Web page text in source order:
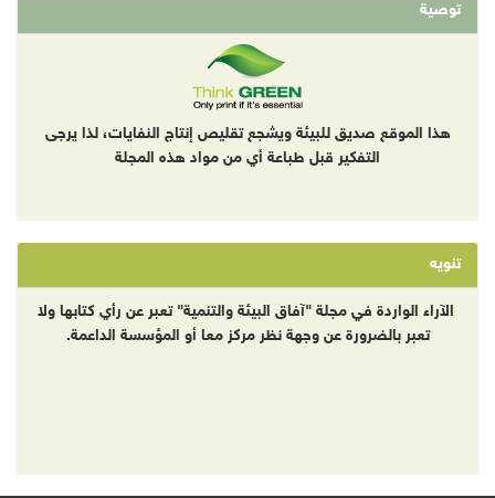
توصية
هذا الموقع صديق للبيئة ويشجع تقليص إنتاج النفايات، لذا يرجى
التفكير قبل طباعة أي من مواد هذه المجلة
تنويه
الآراء الواردة في مجلة "آفاق البيئة والتنمية" تعبر عن رأي كتابها ولا
تعبر بالضرورة عن وجهة نظر مركز معا أو المؤسسة الداعمة.